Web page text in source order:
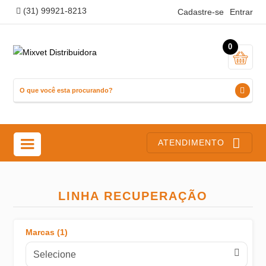
Entrar
Cadastre-se
(31) 99921-8213
0
ATENDIMENTO
PARASITICIDAS
TERAPÊUTICO
LINHA RECUPERAÇÃO
Marcas (1)
Selecione